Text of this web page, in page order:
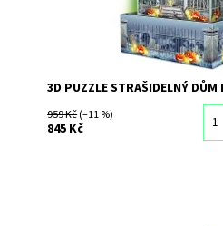
3D PUZZLE STRAŠIDELNÝ DŮM
959 Kč(–11 %)
845 Kč